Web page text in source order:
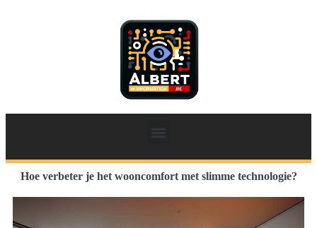
Hoe verbeter je het wooncomfort met slimme technologie?